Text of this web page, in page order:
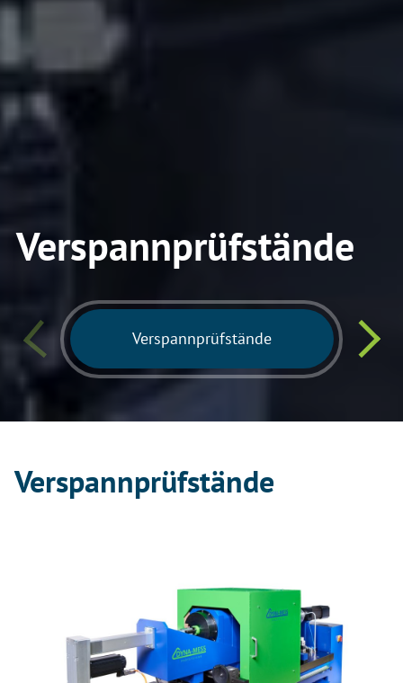
Verspannprüfstände
Verspannprüfstände
Verspannprüfstände